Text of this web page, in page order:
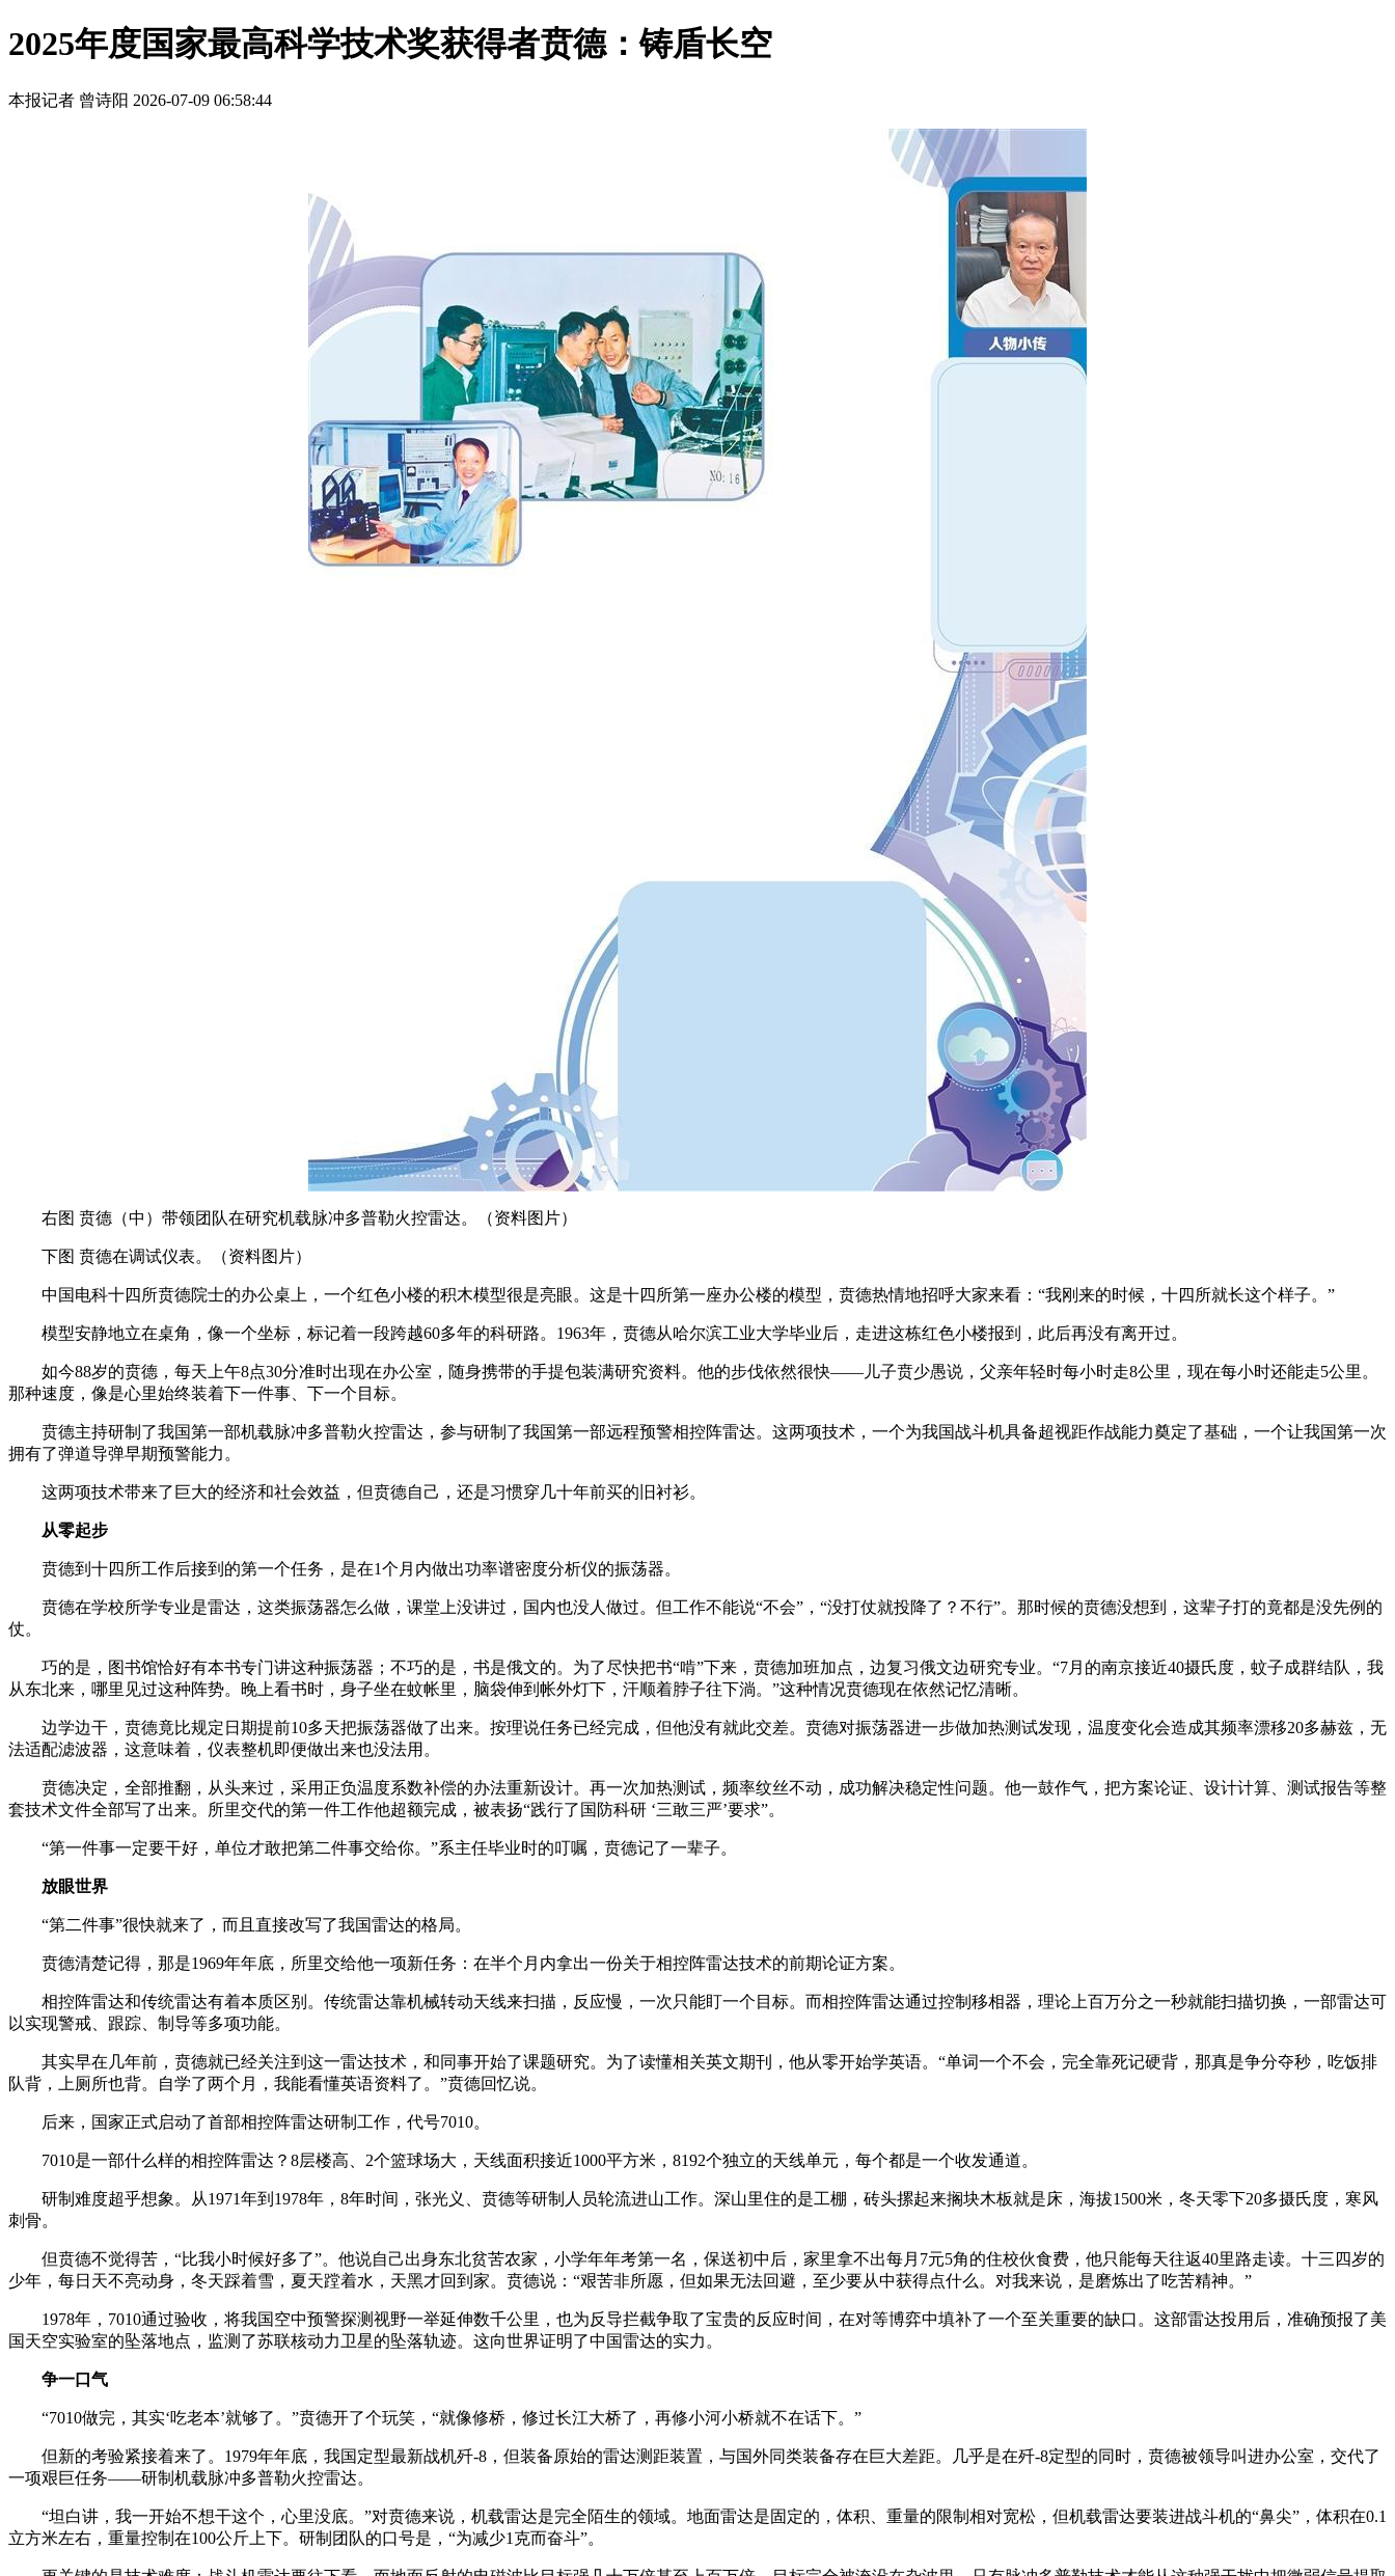
2025年度国家最高科学技术奖获得者贲德：铸盾长空
本报记者 曾诗阳 2026-07-09 06:58:44
右图 贲德（中）带领团队在研究机载脉冲多普勒火控雷达。（资料图片）
下图 贲德在调试仪表。 （资料图片）
中国电科十四所贲德院士的办公桌上，一个红色小楼的积木模型很是亮眼。这是十四所第一座办公楼的模型，贲德热情地招呼大家来看：“我刚来的时候，十四所就长这个样子。”
模型安静地立在桌角，像一个坐标，标记着一段跨越60多年的科研路。1963年，贲德从哈尔滨工业大学毕业后，走进这栋红色小楼报到，此后再没有离开过。
如今88岁的贲德，每天上午8点30分准时出现在办公室，随身携带的手提包装满研究资料。他的步伐依然很快——儿子贲少愚说，父亲年轻时每小时走8公里，现在每小时还能走5公里。
那种速度，像是心里始终装着下一件事、下一个目标。
贲德主持研制了我国第一部机载脉冲多普勒火控雷达，参与研制了我国第一部远程预警相控阵雷达。这两项技术，一个为我国战斗机具备超视距作战能力奠定了基础，一个让我国第一次
拥有了弹道导弹早期预警能力。
这两项技术带来了巨大的经济和社会效益，但贲德自己，还是习惯穿几十年前买的旧衬衫。
从零起步
贲德到十四所工作后接到的第一个任务，是在1个月内做出功率谱密度分析仪的振荡器。
贲德在学校所学专业是雷达，这类振荡器怎么做，课堂上没讲过，国内也没人做过。但工作不能说“不会”，“没打仗就投降了？不行”。那时候的贲德没想到，这辈子打的竟都是没先例的
仗。
巧的是，图书馆恰好有本书专门讲这种振荡器；不巧的是，书是俄文的。为了尽快把书“啃”下来，贲德加班加点，边复习俄文边研究专业。“7月的南京接近40摄氏度，蚊子成群结队，我
从东北来，哪里见过这种阵势。晚上看书时，身子坐在蚊帐里，脑袋伸到帐外灯下，汗顺着脖子往下淌。”这种情况贲德现在依然记忆清晰。
边学边干，贲德竟比规定日期提前10多天把振荡器做了出来。按理说任务已经完成，但他没有就此交差。贲德对振荡器进一步做加热测试发现，温度变化会造成其频率漂移20多赫兹，无
法适配滤波器，这意味着，仪表整机即便做出来也没法用。
贲德决定，全部推翻，从头来过，采用正负温度系数补偿的办法重新设计。再一次加热测试，频率纹丝不动，成功解决稳定性问题。他一鼓作气，把方案论证、设计计算、测试报告等整
套技术文件全部写了出来。所里交代的第一件工作他超额完成，被表扬“践行了国防科研 ‘三敢三严’要求”。
“第一件事一定要干好，单位才敢把第二件事交给你。”系主任毕业时的叮嘱，贲德记了一辈子。
放眼世界
“第二件事”很快就来了，而且直接改写了我国雷达的格局。
贲德清楚记得，那是1969年年底，所里交给他一项新任务：在半个月内拿出一份关于相控阵雷达技术的前期论证方案。
相控阵雷达和传统雷达有着本质区别。传统雷达靠机械转动天线来扫描，反应慢，一次只能盯一个目标。而相控阵雷达通过控制移相器，理论上百万分之一秒就能扫描切换，一部雷达可
以实现警戒、跟踪、制导等多项功能。
其实早在几年前，贲德就已经关注到这一雷达技术，和同事开始了课题研究。为了读懂相关英文期刊，他从零开始学英语。“单词一个不会，完全靠死记硬背，那真是争分夺秒，吃饭排
队背，上厕所也背。自学了两个月，我能看懂英语资料了。”贲德回忆说。
后来，国家正式启动了首部相控阵雷达研制工作，代号7010。
7010是一部什么样的相控阵雷达？8层楼高、2个篮球场大，天线面积接近1000平方米，8192个独立的天线单元，每个都是一个收发通道。
研制难度超乎想象。从1971年到1978年，8年时间，张光义、贲德等研制人员轮流进山工作。深山里住的是工棚，砖头摞起来搁块木板就是床，海拔1500米，冬天零下20多摄氏度，寒风
刺骨。
但贲德不觉得苦，“比我小时候好多了”。他说自己出身东北贫苦农家，小学年年考第一名，保送初中后，家里拿不出每月7元5角的住校伙食费，他只能每天往返40里路走读。十三四岁的
少年，每日天不亮动身，冬天踩着雪，夏天蹚着水，天黑才回到家。贲德说：“艰苦非所愿，但如果无法回避，至少要从中获得点什么。对我来说，是磨炼出了吃苦精神。”
1978年，7010通过验收，将我国空中预警探测视野一举延伸数千公里，也为反导拦截争取了宝贵的反应时间，在对等博弈中填补了一个至关重要的缺口。这部雷达投用后，准确预报了美
国天空实验室的坠落地点，监测了苏联核动力卫星的坠落轨迹。这向世界证明了中国雷达的实力。
争一口气
“7010做完，其实‘吃老本’就够了。”贲德开了个玩笑，“就像修桥，修过长江大桥了，再修小河小桥就不在话下。”
但新的考验紧接着来了。1979年年底，我国定型最新战机歼-8，但装备原始的雷达测距装置，与国外同类装备存在巨大差距。几乎是在歼-8定型的同时，贲德被领导叫进办公室，交代了
一项艰巨任务——研制机载脉冲多普勒火控雷达。
“坦白讲，我一开始不想干这个，心里没底。”对贲德来说，机载雷达是完全陌生的领域。地面雷达是固定的，体积、重量的限制相对宽松，但机载雷达要装进战斗机的“鼻尖”，体积在0.1
立方米左右，重量控制在100公斤上下。研制团队的口号是，“为减少1克而奋斗”。